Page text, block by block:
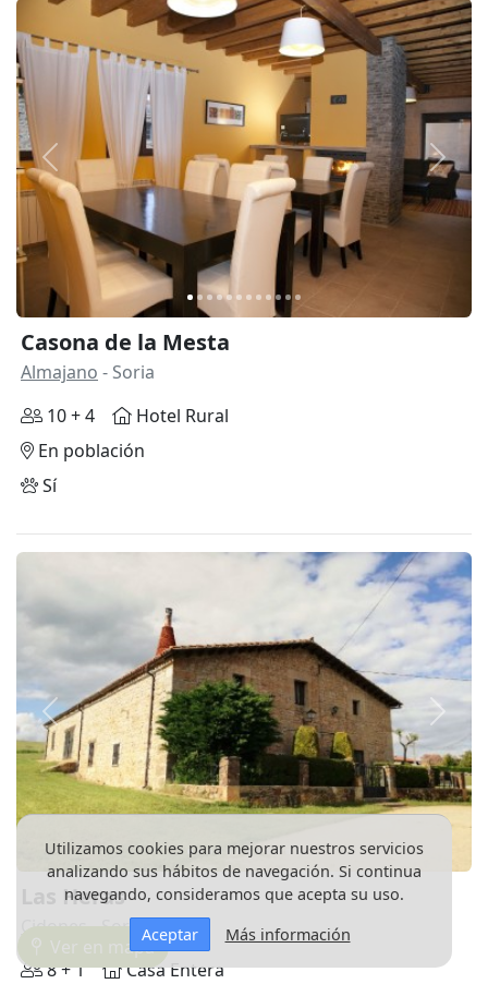
Anterior
Casona de la Mesta
Almajano - Soria
10 + 4
Hotel Rural
En población
Sí
Anterior
Las Heras
Cidones- Soria
8 + 1
Casa Entera
Ver en mapa
Utilizamos cookies para mejorar nuestros servicios
analizando sus hábitos de navegación. Si continua
navegando, consideramos que acepta su uso.
Aceptar
Más información